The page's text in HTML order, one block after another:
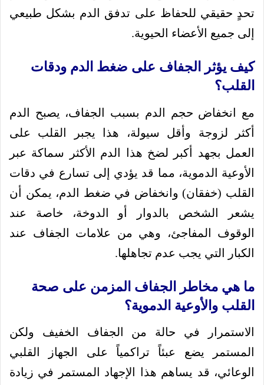
تحدٍ حقيقي للحفاظ على تدفق الدم بشكل طبيعي
إلى جميع الأعضاء الحيوية.
كيف يؤثر الجفاف على ضغط الدم ودقات
القلب؟
مع انخفاض حجم الدم بسبب الجفاف، يصبح الدم
أكثر لزوجة وأقل سيولة، هذا يجبر القلب على
العمل بجهد أكبر لضخ هذا الدم الأكثر سماكة عبر
الأوعية الدموية، مما قد يؤدي إلى تسارع في دقات
القلب (خفقان) وانخفاض في ضغط الدم، يمكن أن
يشعر الشخص بالدوار أو الدوخة، خاصة عند
الوقوف المفاجئ، وهي من علامات الجفاف عند
الكبار التي يجب عدم تجاهلها.
ما هي مخاطر الجفاف المزمن على صحة
القلب والأوعية الدموية؟
الاستمرار في حالة من الجفاف الخفيف ولكن
المستمر يضع عبئاً تراكمياً على الجهاز القلبي
الوعائي، قد يساهم هذا الإجهاد المستمر في زيادة